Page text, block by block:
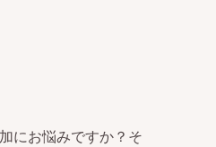
にお悩みですか？そ